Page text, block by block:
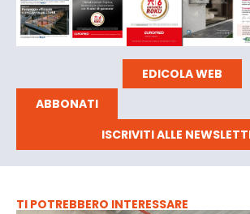
EDICOLA WEB
ABBONATI
ISCRIVITI ALLE
TI POTREBBERO INTERESSARE